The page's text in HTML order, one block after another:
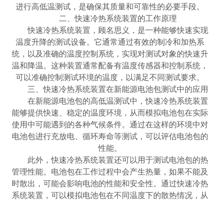
进行高低温测试，是确保其质量和可靠性的必要手段。
二、快速冷热系统装置的工作原理
快速冷热系统装置，顾名思义，是一种能够快速实现
温度升降的测试设备。它通常通过有效的制冷和加热系
统，以及准确的温度控制系统，实现对测试对象的快速升
温和降温。这种装置通常配备有温度传感器和控制系统，
可以准确控制测试环境的温度，以满足不同测试要求。
三、快速冷热系统装置在新能源电池包测试中的应用
在新能源电池包的高低温测试中，快速冷热系统装置
能够提供快速、稳定的温度环境，从而模拟电池包在实际
使用中可能遇到的各种气候条件。通过在这样的环境中对
电池包进行充放电、循环寿命等测试，可以评估电池包的
性能。
此外，快速冷热系统装置还可以用于测试电池包的热
管理性能。电池包在工作过程中会产生热量，如果不能及
时散出，可能会影响电池的性能和安全性。通过快速冷热
系统装置，可以模拟电池包在不同温度下的散热情况，从